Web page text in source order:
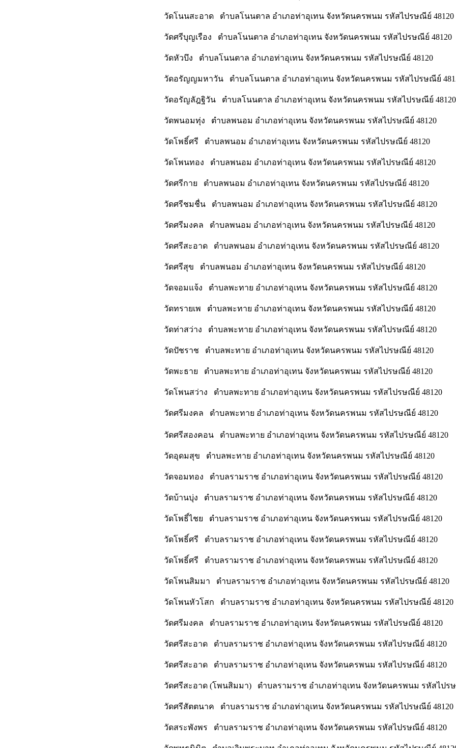
วัดโนนสะอาด ตำบลโนนตาล อำเภอท่าอุเทน จังหวัดนครพนม รหัสไปรษณีย์ 48120
วัดศรีบุญเรือง ตำบลโนนตาล อำเภอท่าอุเทน จังหวัดนครพนม รหัสไปรษณีย์ 48120
วัดหัวบึง ตำบลโนนตาล อำเภอท่าอุเทน จังหวัดนครพนม รหัสไปรษณีย์ 48120
วัดอรัญญมหาวัน ตำบลโนนตาล อำเภอท่าอุเทน จังหวัดนครพนม รหัสไปรษณีย์
วัดอรัญลัฎฐิวัน ตำบลโนนตาล อำเภอท่าอุเทน จังหวัดนครพนม รหัสไปรษณีย์ 48120
วัดพนอมทุ่ง ตำบลพนอม อำเภอท่าอุเทน จังหวัดนครพนม รหัสไปรษณีย์ 48120
วัดโพธิ์ศรี ตำบลพนอม อำเภอท่าอุเทน จังหวัดนครพนม รหัสไปรษณีย์ 48120
วัดโพนทอง ตำบลพนอม อำเภอท่าอุเทน จังหวัดนครพนม รหัสไปรษณีย์ 48120
วัดศรีกาย ตำบลพนอม อำเภอท่าอุเทน จังหวัดนครพนม รหัสไปรษณีย์ 48120
วัดศรีชมชื่น ตำบลพนอม อำเภอท่าอุเทน จังหวัดนครพนม รหัสไปรษณีย์ 48120
วัดศรีมงคล ตำบลพนอม อำเภอท่าอุเทน จังหวัดนครพนม รหัสไปรษณีย์ 48120
วัดศรีสะอาด ตำบลพนอม อำเภอท่าอุเทน จังหวัดนครพนม รหัสไปรษณีย์ 48120
วัดศรีสุข ตำบลพนอม อำเภอท่าอุเทน จังหวัดนครพนม รหัสไปรษณีย์ 48120
วัดจอมแจ้ง ตำบลพะทาย อำเภอท่าอุเทน จังหวัดนครพนม รหัสไปรษณีย์ 48120
วัดทรายเพ ตำบลพะทาย อำเภอท่าอุเทน จังหวัดนครพนม รหัสไปรษณีย์ 48120
วัดท่าสว่าง ตำบลพะทาย อำเภอท่าอุเทน จังหวัดนครพนม รหัสไปรษณีย์ 48120
วัดปัชราช ตำบลพะทาย อำเภอท่าอุเทน จังหวัดนครพนม รหัสไปรษณีย์ 48120
วัดพะธาย ตำบลพะทาย อำเภอท่าอุเทน จังหวัดนครพนม รหัสไปรษณีย์ 48120
วัดโพนสว่าง ตำบลพะทาย อำเภอท่าอุเทน จังหวัดนครพนม รหัสไปรษณีย์ 48120
วัดศรีมงคล ตำบลพะทาย อำเภอท่าอุเทน จังหวัดนครพนม รหัสไปรษณีย์ 48120
วัดศรีสองคอน ตำบลพะทาย อำเภอท่าอุเทน จังหวัดนครพนม รหัสไปรษณีย์ 48120
วัดอุดมสุข ตำบลพะทาย อำเภอท่าอุเทน จังหวัดนครพนม รหัสไปรษณีย์ 48120
วัดจอมทอง ตำบลรามราช อำเภอท่าอุเทน จังหวัดนครพนม รหัสไปรษณีย์ 48120
วัดบ้านบุ่ง ตำบลรามราช อำเภอท่าอุเทน จังหวัดนครพนม รหัสไปรษณีย์ 48120
วัดโพธิ์ไชย ตำบลรามราช อำเภอท่าอุเทน จังหวัดนครพนม รหัสไปรษณีย์ 48120
วัดโพธิ์ศรี ตำบลรามราช อำเภอท่าอุเทน จังหวัดนครพนม รหัสไปรษณีย์ 48120
วัดโพธิ์ศรี ตำบลรามราช อำเภอท่าอุเทน จังหวัดนครพนม รหัสไปรษณีย์ 48120
วัดโพนสิมมา ตำบลรามราช อำเภอท่าอุเทน จังหวัดนครพนม รหัสไปรษณีย์ 48120
วัดโพนหัวโสก ตำบลรามราช อำเภอท่าอุเทน จังหวัดนครพนม รหัสไปรษณีย์ 48120
วัดศรีมงคล ตำบลรามราช อำเภอท่าอุเทน จังหวัดนครพนม รหัสไปรษณีย์ 48120
วัดศรีสะอาด ตำบลรามราช อำเภอท่าอุเทน จังหวัดนครพนม รหัสไปรษณีย์ 48120
วัดศรีสะอาด ตำบลรามราช อำเภอท่าอุเทน จังหวัดนครพนม รหัสไปรษณีย์ 48120
วัดศรีสะอาด (โพนสิมมา) ตำบลรามราช อำเภอท่าอุเทน จังหวัดนครพนม รหัสไปรษ
วัดศรีสัตตนาค ตำบลรามราช อำเภอท่าอุเทน จังหวัดนครพนม รหัสไปรษณีย์ 48120
วัดสระพังพร ตำบลรามราช อำเภอท่าอุเทน จังหวัดนครพนม รหัสไปรษณีย์ 48120